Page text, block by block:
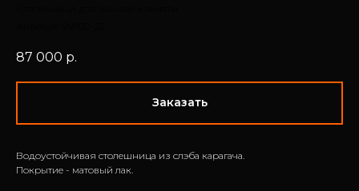
87 000 р.
Заказать
Водоустойчивая столешница из слэба карагача.
Покрытие - матовый лак.